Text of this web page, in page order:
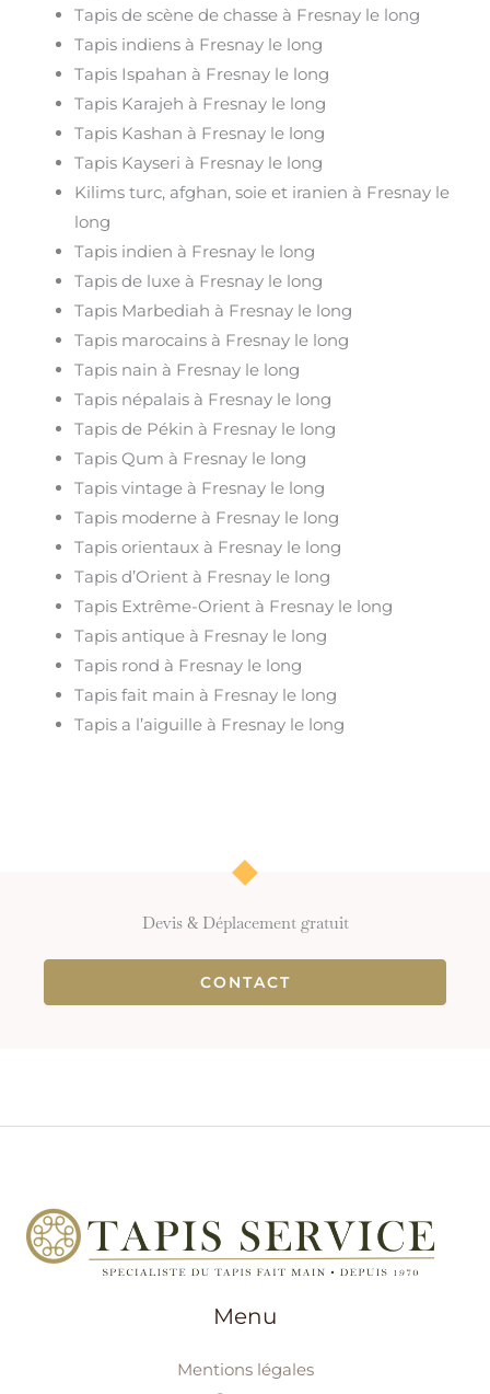
Tapis de scène de chasse à Fresnay le long
Tapis indiens à Fresnay le long
Tapis Ispahan à Fresnay le long
Tapis Karajeh à Fresnay le long
Tapis Kashan à Fresnay le long
Tapis Kayseri à Fresnay le long
Kilims turc, afghan, soie et iranien à Fresnay le
long
Tapis indien à Fresnay le long
Tapis de luxe à Fresnay le long
Tapis Marbediah à Fresnay le long
Tapis marocains à Fresnay le long
Tapis nain à Fresnay le long
Tapis népalais à Fresnay le long
Tapis de Pékin à Fresnay le long
Tapis Qum à Fresnay le long
Tapis vintage à Fresnay le long
Tapis moderne à Fresnay le long
Tapis orientaux à Fresnay le long
Tapis d’Orient à Fresnay le long
Tapis Extrême-Orient à Fresnay le long
Tapis antique à Fresnay le long
Tapis rond à Fresnay le long
Tapis fait main à Fresnay le long
Tapis a l’aiguille à Fresnay le long
Devis & Déplacement gratuit
CONTACT
Menu
Mentions légales